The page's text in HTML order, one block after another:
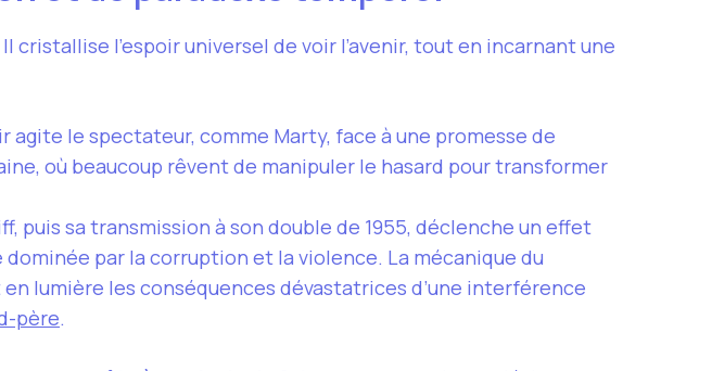
Il cristallise l’espoir universel de voir l’avenir, tout en incarnant une
agite le spectateur, comme Marty, face à une promesse de
où beaucoup rêvent de manipuler le hasard pour transformer
puis sa transmission à son double de 1955, déclenche un effet
par la corruption et la violence. La mécanique du
en lumière les conséquences dévastatrices d’une interférence
père.